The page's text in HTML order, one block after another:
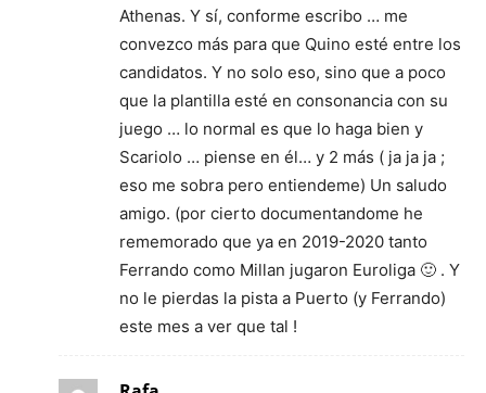
Athenas. Y sí, conforme escribo … me
convezco más para que Quino esté entre los
candidatos. Y no solo eso, sino que a poco
que la plantilla esté en consonancia con su
juego … lo normal es que lo haga bien y
Scariolo … piense en él… y 2 más ( ja ja ja ;
eso me sobra pero entiendeme) Un saludo
amigo. (por cierto documentandome he
rememorado que ya en 2019-2020 tanto
Ferrando como Millan jugaron Euroliga 🙂 . Y
no le pierdas la pista a Puerto (y Ferrando)
este mes a ver que tal !